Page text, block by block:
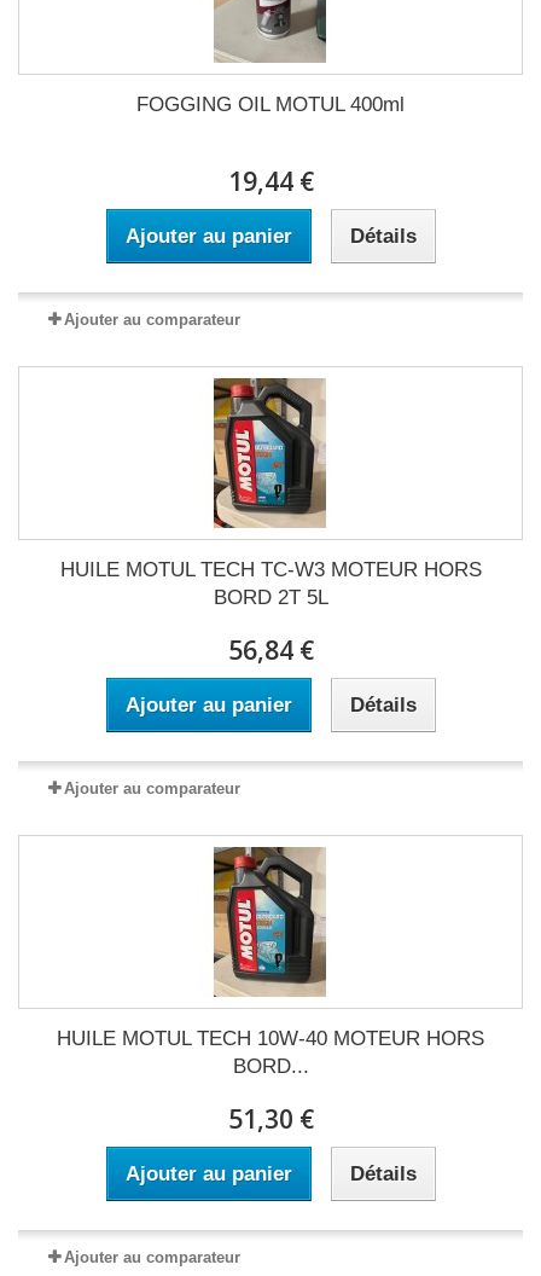
FOGGING OIL MOTUL 400ml
19,44 €
Ajouter au panier Détails
Ajouter au comparateur
HUILE MOTUL TECH TC-W3 MOTEUR HORS
BORD 2T 5L
56,84 €
Ajouter au panier Détails
Ajouter au comparateur
HUILE MOTUL TECH 10W-40 MOTEUR HORS
BORD...
51,30 €
Ajouter au panier Détails
Ajouter au comparateur